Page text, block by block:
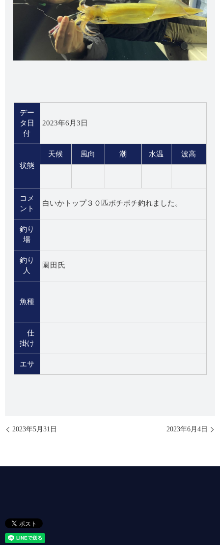
デー
タ日
付
2023年6月3日
状態
天候 風向 潮 水温 波高
コメ
ント
白いかトップ３０匹ボチボチ釣れました。
釣り
場
釣り
人
園田氏
魚種
仕
掛け
エサ
2023年5月31日 2023年6月4日